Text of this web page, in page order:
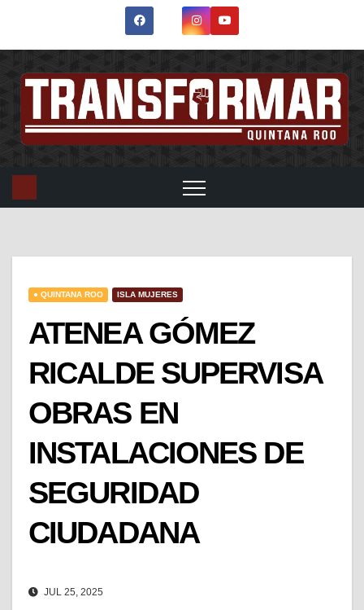
● QUINTANA ROO ISLA MUJERES
ATENEA GÓMEZ
RICALDE SUPERVISA
OBRAS EN
INSTALACIONES DE
SEGURIDAD
CIUDADANA
JUL 25, 2025